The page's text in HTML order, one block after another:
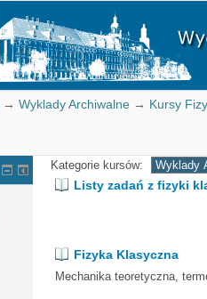
→ Wyklady Archiwalne → Kursy
Kategorie kursów:
Listy zadań z fizyki
Fizyka Klasyczna
Mechanika teoretyczna,